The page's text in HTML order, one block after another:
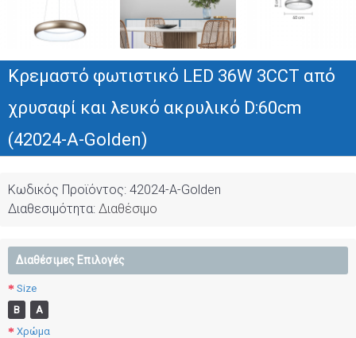
Κρεμαστό φωτιστικό LED 36W 3CCT από
χρυσαφί και λευκό ακρυλικό D:60cm
(42024-A-Golden)
Κωδικός Προϊόντος: 42024-A-Golden
Διαθεσιμότητα: Διαθέσιμο
Διαθέσιμες Επιλογές
Size
Β
Α
Χρώμα